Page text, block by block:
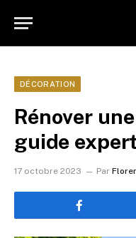
DÉCORATION
Rénover
guide expert
17 octobre 2023 Par